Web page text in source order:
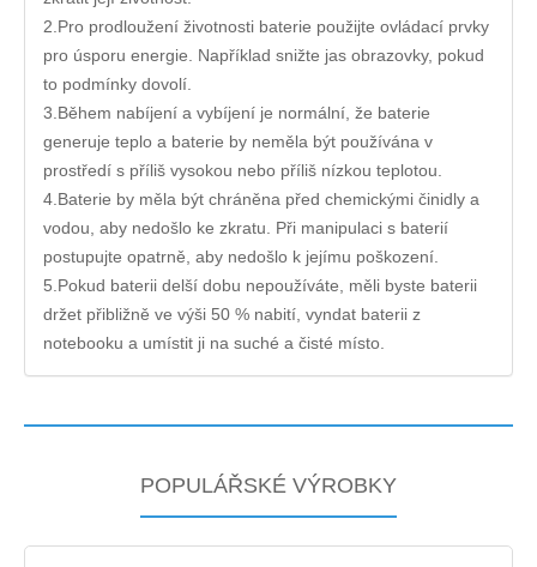
2.Pro prodloužení životnosti baterie použijte ovládací prvky
pro úsporu energie. Například snižte jas obrazovky, pokud
to podmínky dovolí.
3.Během nabíjení a vybíjení je normální, že baterie
generuje teplo a baterie by neměla být používána v
prostředí s příliš vysokou nebo příliš nízkou teplotou.
4.Baterie by měla být chráněna před chemickými činidly a
vodou, aby nedošlo ke zkratu. Při manipulaci s baterií
postupujte opatrně, aby nedošlo k jejímu poškození.
5.Pokud baterii delší dobu nepoužíváte, měli byste baterii
držet přibližně ve výši 50 % nabití, vyndat baterii z
notebooku a umístit ji na suché a čisté místo.
POPULÁŘSKÉ VÝROBKY